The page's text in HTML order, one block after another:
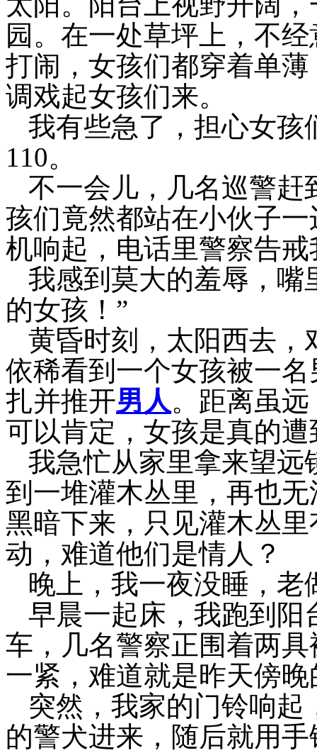
园。在一处草坪上，不
打闹，女孩们都穿着单
调戏起女孩们来。
我有些急了，担心女孩
110。
不一会儿，几名巡警赶
孩们竟然都站在小伙子
机响起，电话里警察告
我感到莫大的羞辱，嘴
的女孩！”
黄昏时刻，太阳西去，
依稀看到一个女孩被一
扎并推开男人。距离虽
可以肯定，女孩是真的
我急忙从家里拿来望远
到一堆灌木丛里，再也
黑暗下来，只见灌木丛
动，难道他们是情人？
晚上，我一夜没睡，老
早晨一起床，我跑到阳
车，几名警察正围着两
一紧，难道就是昨天傍
突然，我家的门铃响
的警犬进来，随后就用